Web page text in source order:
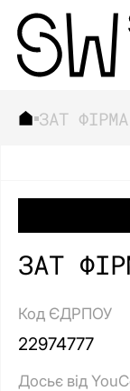
ЗАТ
ЗАТ
Код ЄДРПОУ
22974777
Досьє від